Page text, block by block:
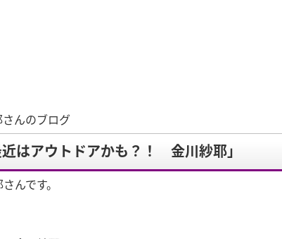
んのブログ
はアウトドアかも？！ 金川紗耶」
んです。